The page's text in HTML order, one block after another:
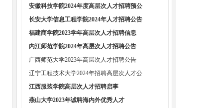
安徽科技学院2024年度高层次人才招聘预公
长安大学信息工程学院2024年人才招聘公告
福建商学院2023学年高层次人才招聘信息
内江师范学院2024年高层次人才招聘公告
广西师范大学2023年高层次人才招聘公告
辽宁工程技术大学2024年招聘高层次人才公
江西服装学院高层次人才招聘启事
燕山大学2023年诚聘海内外优秀人才